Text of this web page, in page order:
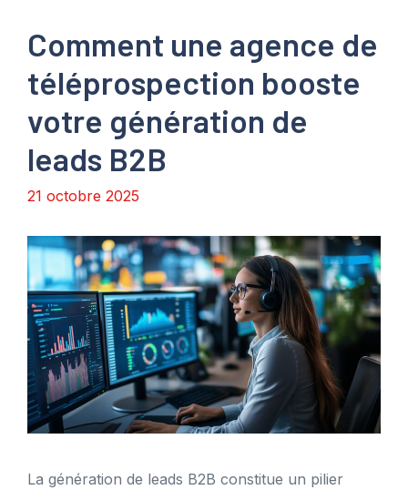
Comment une agence de
téléprospection booste
votre génération de
leads B2B
21 octobre 2025
La génération de leads B2B constitue un pilier